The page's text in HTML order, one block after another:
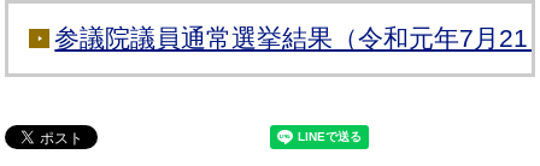
参議院議員通常選挙結果（令和元年7月21